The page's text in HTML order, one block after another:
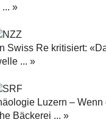
... »
Swiss Re kritisiert:
... »
Luzern – Wenn
Bäckerei ... »